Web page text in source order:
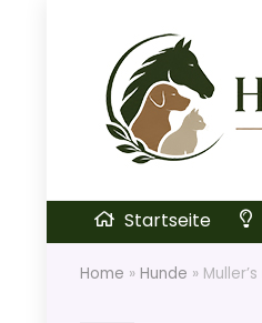
Startseite
Home » Hunde »